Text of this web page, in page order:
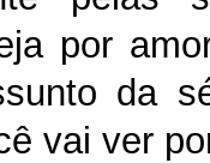
por
da
vai ver